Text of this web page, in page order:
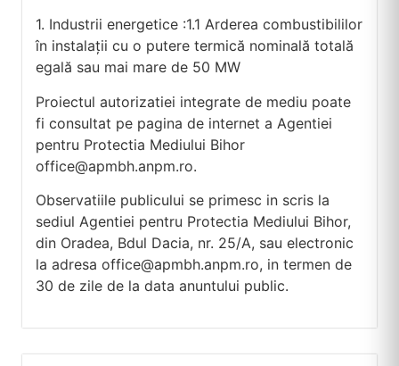
1. Industrii energetice :1.1 Arderea combustibililor
în instalaţii cu o putere termică nominală totală
egală sau mai mare de 50 MW
Proiectul autorizatiei integrate de mediu poate
fi consultat pe pagina de internet a Agentiei
pentru Protectia Mediului Bihor
office@apmbh.anpm.ro.
Observatiile publicului se primesc in scris la
sediul Agentiei pentru Protectia Mediului Bihor,
din Oradea, Bdul Dacia, nr. 25/A, sau electronic
la adresa office@apmbh.anpm.ro, in termen de
30 de zile de la data anuntului public.